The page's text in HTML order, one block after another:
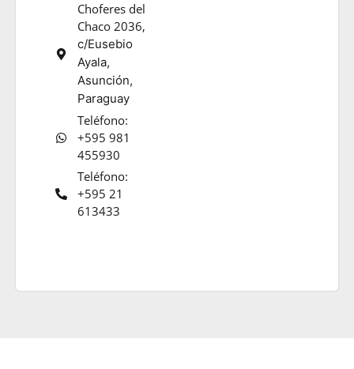
Choferes del
Chaco 2036,
c/Eusebio
Ayala,
Asunción,
Paraguay
Teléfono:
+595 981
455930
Teléfono:
+595 21
613433